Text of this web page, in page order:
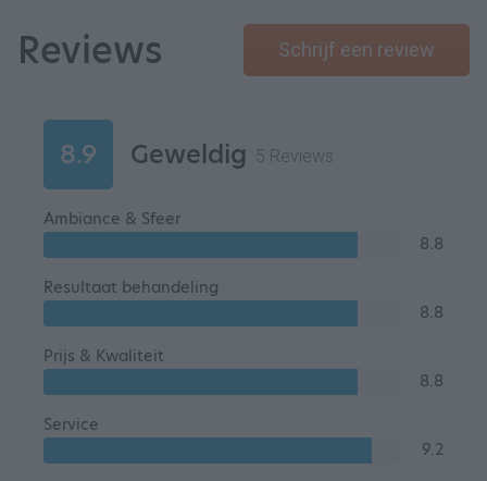
Reviews Schrijf een review
8.9 Geweldig 5 Reviews
Ambiance & Sfeer
8.8
Resultaat behandeling
8.8
Prijs & Kwaliteit
8.8
Service
9.2